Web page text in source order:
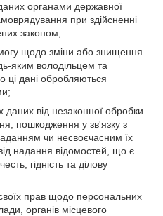
органами державної
при здійсненні
законом;
щодо зміни або знищення
яким володільцем та
ці дані обробляються
даних від незаконної обробки
пошкодження у зв'язку з
чи несвоєчасним їх
надання відомостей, що є
гідність та ділову
прав щодо персональних
органів місцевого